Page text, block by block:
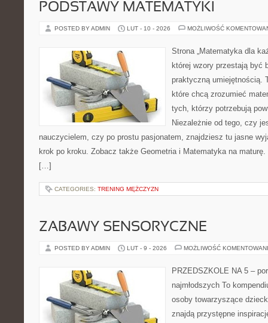
PODSTAWY MATEMATYKI
POSTED BY ADMIN LUT - 10 - 2026 MOŻLIWOŚĆ
Strona „Matematyka dla
której wzory przestają być
praktyczną umiejętnością.
które chcą zrozumieć
tych, którzy potrzebują
Niezależnie od tego, czy
nauczycielem, czy po prostu pasjonatem, znajdziesz tu jasne
krok po kroku. Zobacz także Geometria i Matematyka na
[…]
CATEGORIES: TRENING MĘŻCZYZN
ZABAWY SENSORYCZNE
POSTED BY ADMIN LUT - 9 - 2026 MOŻLIWOŚĆ
PRZEDSZKOLE NA 5 –
najmłodszych To
osoby towarzyszące
znajdą przystępne